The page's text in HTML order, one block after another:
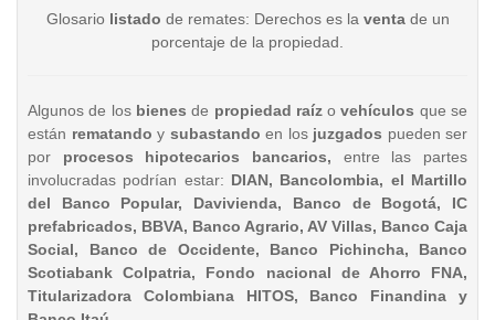
Glosario listado de remates: Derechos es la ventade un
porcentaje de la propiedad.
Algunos de los bienesde propiedad raízo vehículos que se
están rematando y subastando en los juzgados pueden ser
por procesos hipotecarios bancarios, entre las partes
involucradas podrían estar: DIAN, Bancolombia, el Martillo
del Banco Popular, Davivienda, Banco de Bogotá, IC
prefabricados, BBVA, Banco Agrario, AV Villas, Banco Caja
Social, Banco de Occidente, Banco Pichincha, Banco
Scotiabank Colpatria, Fondo nacional de Ahorro FNA,
Titularizadora Colombiana HITOS, Banco Finandina y